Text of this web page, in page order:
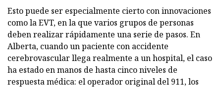
Esto puede ser especialmente cierto con innovaciones
como la EVT, en la que varios grupos de personas
deben realizar rápidamente una serie de pasos. En
Alberta, cuando un paciente con accidente
cerebrovascular llega realmente a un hospital, el caso
ha estado en manos de hasta cinco niveles de
respuesta médica: el operador original del 911, los